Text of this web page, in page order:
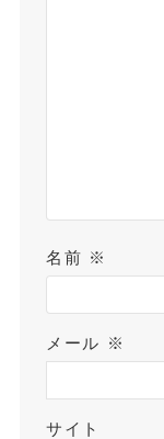
名前 ※
メール ※
サイト